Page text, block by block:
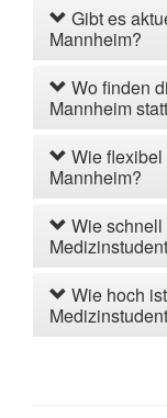
Gibt es
Mannheim?
Wo finden
Mannheim
Wie
Mannheim?
Wie
Wie hoch